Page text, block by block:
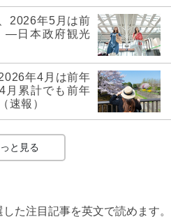
2026年5月は前
―日本政府観光
年4月は前年
月累計でも前年
報）
と見る
た注目記事を英文で読めます。